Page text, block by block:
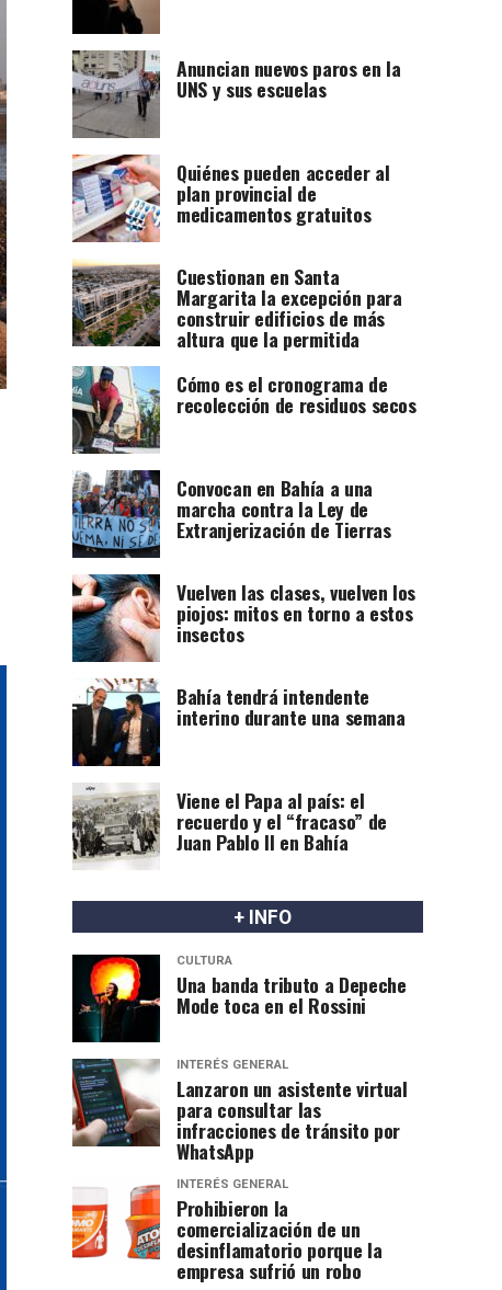
Anuncian nuevos paros en la
UNS y sus escuelas
Quiénes pueden acceder al
plan provincial de
medicamentos gratuitos
Cuestionan en Santa
Margarita la excepción para
construir edificios de más
altura que la permitida
Cómo es el cronograma de
recolección de residuos secos
Convocan en Bahía a una
marcha contra la Ley de
Extranjerización de Tierras
Vuelven las clases, vuelven los
piojos: mitos en torno a estos
insectos
Bahía tendrá intendente
interino durante una semana
Viene el Papa al país: el
recuerdo y el “fracaso” de
Juan Pablo II en Bahía
+ INFO
CULTURA
Una banda tributo a Depeche
Mode toca en el Rossini
INTERÉS GENERAL
Lanzaron un asistente virtual
para consultar las
infracciones de tránsito por
WhatsApp
INTERÉS GENERAL
Prohibieron la
comercialización de un
desinflamatorio porque la
empresa sufrió un robo